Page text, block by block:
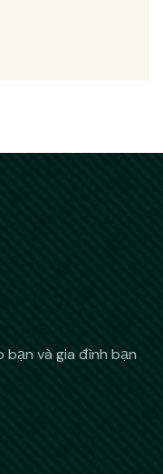
bạn và gia đình bạn